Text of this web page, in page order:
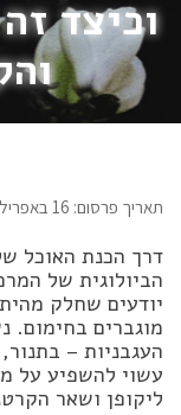
וכיצד
תאריך פרסום: 16 באפריל 2026
דרך הכנת האוכל
הביולוגית של
יודעים שחלק
מוגברים
העגבניות –
עשוי להשפיע על
ליקופן ושאר